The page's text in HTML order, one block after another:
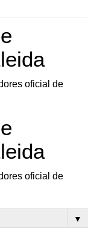
oficial de
oficial de
▼